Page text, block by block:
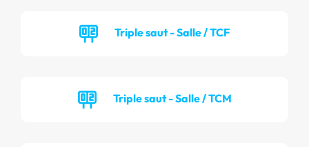
Triple saut - Salle / TCF
Triple saut - Salle / TCM